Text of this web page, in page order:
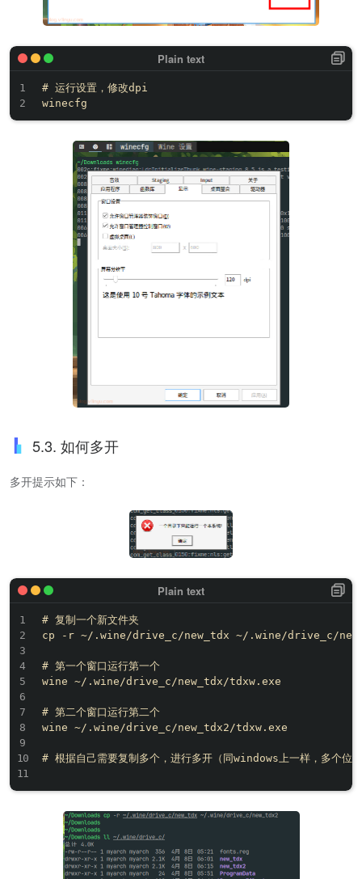
# 运行设置，修改dpi
5.3. 如何多开
多开提示如下：
# 复制一个新文件夹
cp -r ~/.wine/drive_c/new_tdx ~/.wine/drive_c/
# 第一个窗口运行第一个
wine ~/.wine/drive_c/new_tdx/tdxw.exe
# 第二个窗口运行第二个
wine ~/.wine/drive_c/new_tdx2/tdxw.exe
# 根据自己需要复制多个，进行多开（同windows上一样，多个位